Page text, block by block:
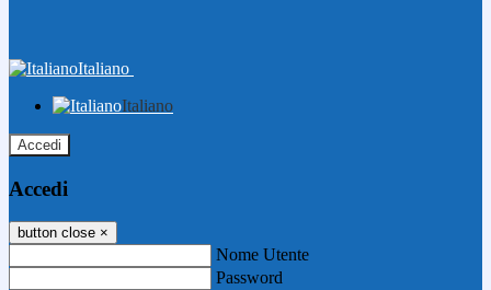
Italiano
Italiano
Accedi
Accedi
button close ×
Nome Utente
Password